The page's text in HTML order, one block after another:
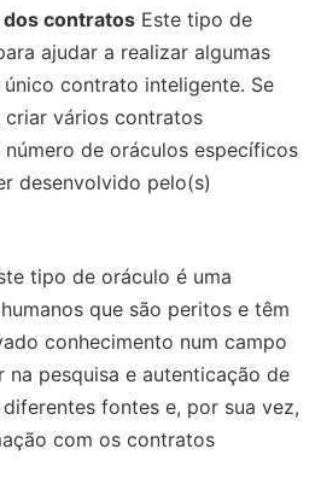
contratos Este tipo de
ajudar a realizar algumas
contrato inteligente. Se
criar vários contratos
de oráculos específicos
desenvolvido pelo(s)
tipo de oráculo é uma
que são peritos e têm
conhecimento num campo
na pesquisa e autenticação de
fontes e, por sua vez,
com os contratos